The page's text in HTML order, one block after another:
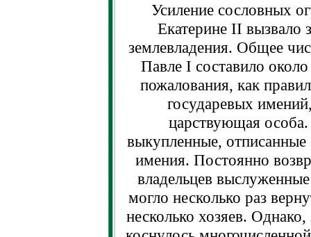
Усиление сословных
Екатерине II вызвало
землевладения. Общее
Павле I составило
пожалования, как
государевых
царствующая
выкупленные,
имения. Постоянно
владельцев
могло несколько раз
несколько хозяев.